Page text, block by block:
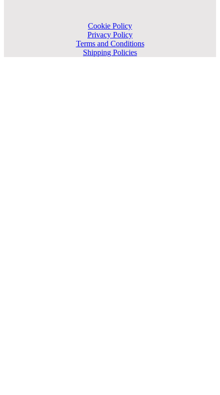
Cookie Policy
Privacy Policy
Terms and Conditions
Shipping Policies